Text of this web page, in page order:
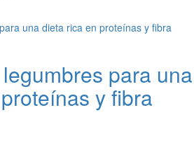
para una
y fibra